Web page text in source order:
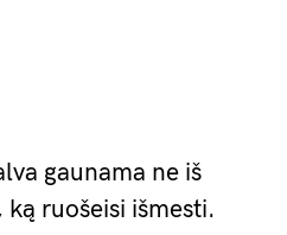
gaunama ne iš
ruošeisi išmesti.